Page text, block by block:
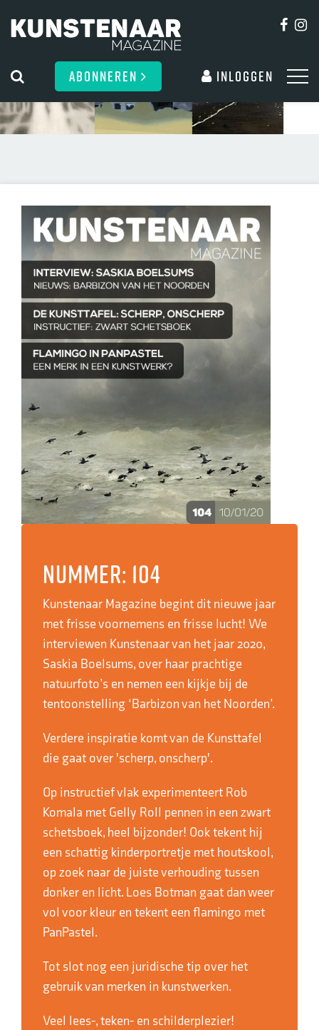
ABONNEREN Inloggen
Nummer: 104
Kunstenaar Magazine begint dit nieuwe jaar
met frisse voornemens en frisse lucht! We
interviewen Kunstenaar van het jaar 2020,
Saskia Boelsums, over haar prachtige
natuurfoto’s en nemen een kijkje bij de
tentoonstelling ‘Barbizon van het Noorden’.
Verdere inspiratie komt van de Kunsttafel
die gaat over 'scherp, onscherp'.
Op instructief vlak experimenteert Rob
Komala met Gelly Roll pennen in een zwart
schetsboek, heel bijzonder! Ook tekent hij
een schattig kinderportretje met houtskool,
op zoek naar de juiste verhouding tussen
donker en licht. Loes Botman gaat dan weer
vol voor kleur en tekent een flamingo met
PanPastel.
Tot slot nog een juridische tip over het
gebruik van merken in kunstwerken.
Veel lees-, teken- en schilderplezier!